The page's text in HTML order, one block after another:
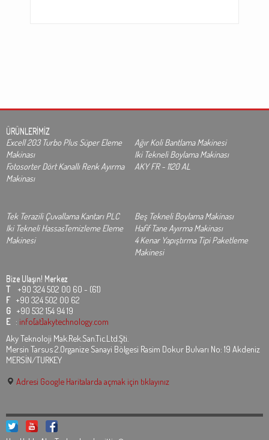
ÜRÜNLERİMİZ
Excell 203 Turbo Plus Süper Eleme
Makinası
Ağır Koli Bantlama Makinesi
Iki Tekneli Boylama Makinası
Fotosorter Dört Kanallı Renk Ayırma
Makinası
AKY FR - 1120 AL
Tek Terazili Çuvallama Kantarı PLC
Beş Tekneli Boylama Makinası
Iki Tekneli HassasTemizleme Eleme
Makinesi
Hafif Tane Ayırma Makinası
4 Kenar Yapıştırma Tipi Paketleme
Makinesi
Bize Ulaşın! Merkez
T +90 324 502 00 60 - (61)
F +90 324 502 00 62
G +90 532 154 94 19
E : info[at]akytechnology.com
Aky Teknoloji Mak.Rek.San.Tic.Ltd.Şti.
Mersin Tarsus 2.Organize Sanayi Bölgesi Rasim Dokur Bulvarı No: 19 Akdeniz
MERSİN/TURKEY
Adresi Google Haritalarda açmak için tıklayınız